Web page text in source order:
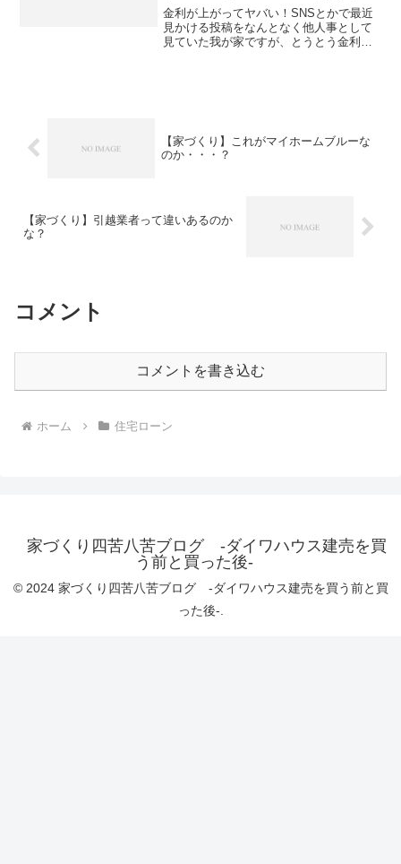
方が良いのか？
金利が上がってヤバい！SNSとかで最近
見かける投稿をなんとなく他人事として
見ていた我が家ですが、とうとう金利上
【家づくり】これがマイホームブルーな
のか・・・？
【家づくり】引越業者って違いあるのか
な？
コメント
コメントを書き込む
ホーム 住宅ローン
家づくり四苦八苦ブログ -ダイワハウス建売を買
う前と買った後-
© 2024 家づくり四苦八苦ブログ -ダイワハウス建売を買う前と買
った後-.